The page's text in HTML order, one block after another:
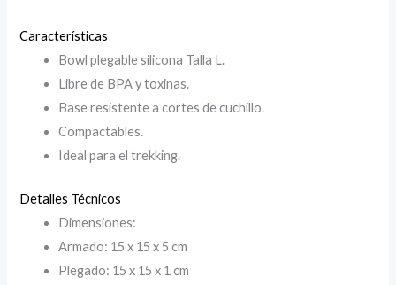
Características
Bowl plegable silicona Talla L.
Libre de BPA y toxinas.
Base resistente a cortes de cuchillo.
Compactables.
Ideal para el trekking.
Detalles Técnicos
Dimensiones:
Armado: 15 x 15 x 5 cm
Plegado: 15 x 15 x 1 cm